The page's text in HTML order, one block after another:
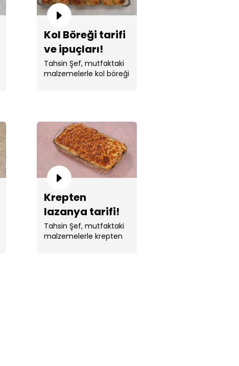
Kol Böreği tarifi
ve ipuçları!
Tahsin Şef, mutfaktaki
malzemelerle kol böreği
Krepten
lazanya tarifi!
Tahsin Şef, mutfaktaki
malzemelerle krepten